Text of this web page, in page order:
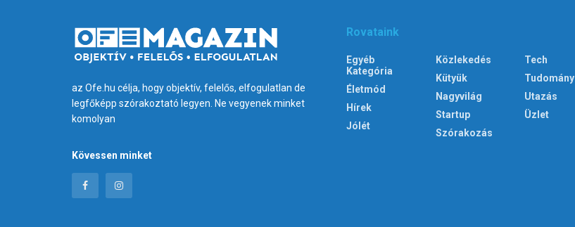
az Ofe.hu célja, hogy objektív, felelős, elfogulatlan de
legfőképp szórakoztató legyen. Ne vegyenek minket
komolyan
Kövessen minket
Rovataink
Egyéb
Kategória
Életmód
Hírek
Jólét
Közlekedés
Kütyük
Nagyvilág
Startup
Szórakozás
Tech
Tudomány
Utazás
Üzlet